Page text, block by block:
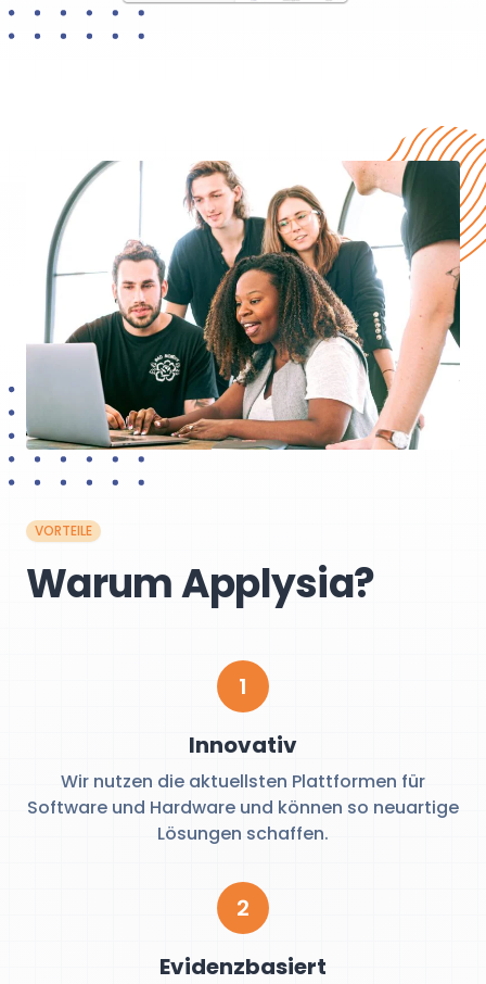
VORTEILE
Warum Applysia?
1
Innovativ
Wir nutzen die aktuellsten Plattformen für
Software und Hardware und können so neuartige
Lösungen schaffen.
2
Evidenzbasiert